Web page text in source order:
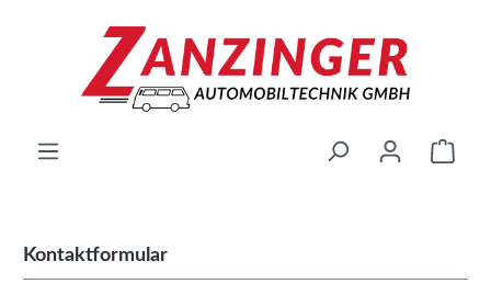
Zum Hauptinhalt springen
Kontaktformular